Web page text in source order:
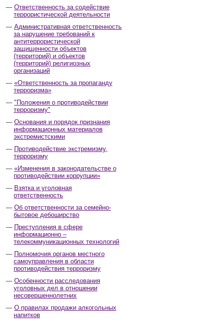
Ответственность за содействие
террористической деятельности
Административная ответственность
за нарушение требований к
антитеррористической
защищенности объектов
(территорий) и объектов
(территорий) религиозных
организаций
«Ответственность за пропаганду
терроризма»
"Положения о противодействии
терроризму"
Основания и порядок признания
информационных материалов
экстремистскими
Противодействие экстремизму,
терроризму
«Изменения в законодательстве о
противодействии коррупции»
Взятка и уголовная
ответственность
Об ответственности за семейно-
бытовое дебоширство
Преступления в сфере
информационно –
телекоммуникационных технологий
Полномочия органов местного
самоуправления в области
противодействия терроризму
Особенности расследования
уголовных дел в отношении
несовершеннолетних
О правилах продажи алкогольных
напитков